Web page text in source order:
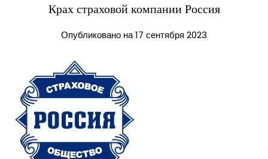
Крах страховой компании Россия
Опубликовано на 17 сентября 2023